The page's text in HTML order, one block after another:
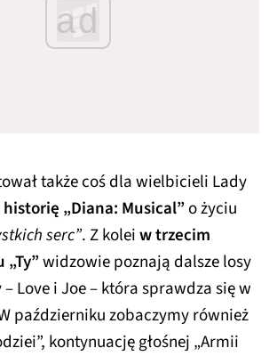
ad
także coś dla wielbicieli Lady
„Diana: Musical”o życiu
serc”. Z koleiw trzecim
widzowie poznają dalsze losy
Love i Joe – która sprawdza się w
październiku zobaczymy również
kontynuację głośnej „Armii